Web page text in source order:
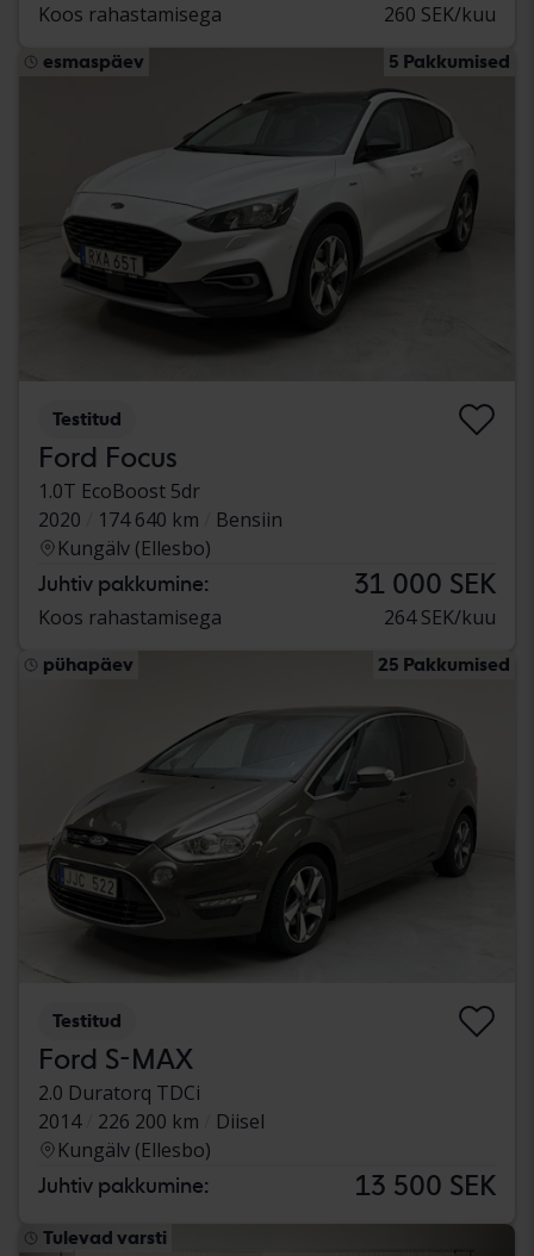
Koos rahastamisega 260 SEK/kuu
esmaspäev 5 Pakkumised
Testitud
Ford Focus
1.0T EcoBoost 5dr
2020
174 640 km
Bensiin
Kungälv (Ellesbo)
Juhtiv pakkumine: 31 000 SEK
Koos rahastamisega 264 SEK/kuu
pühapäev 25 Pakkumised
Testitud
Ford S-MAX
2.0 Duratorq TDCi
2014
226 200 km
Diisel
Kungälv (Ellesbo)
Juhtiv pakkumine: 13 500 SEK
Tulevad varsti